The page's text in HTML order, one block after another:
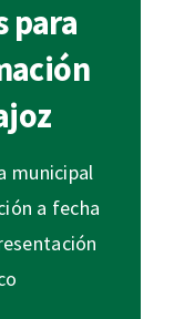
para
municipal
a fecha